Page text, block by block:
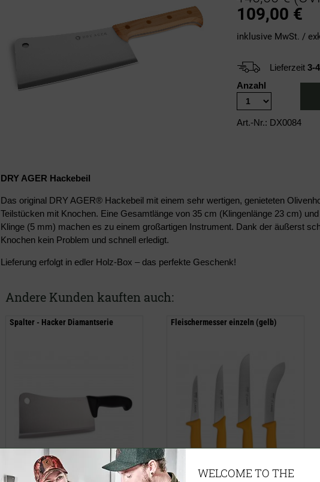
109,00 €
inklusive MwSt. /
Lieferzeit 3-
Anzahl
Art.-Nr.: DX0084
DRY AGER Hackebeil
Das original DRY AGER® Hackebeil mit einem sehr wertigen, genieteten
Teilstücken mit Knochen. Eine Gesamtlänge von 35 cm (Klingenlänge 23 cm)
Klinge (5 mm) machen es zu einem großartigen Instrument. Dank der äußerst
Knochen kein Problem und schnell erledigt.
Lieferung erfolgt in edler Holz-Box – das perfekte Geschenk!
Andere Kunden kauften auch:
Spalter - Hacker Diamantserie Fleischermesser einzeln (gelb)
WELCOME TO THE